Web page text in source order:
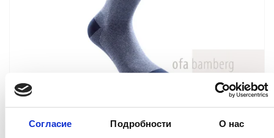
Согласие Подробности О нас
Memory Men, гольфы
КОМПРЕССИОННЫЕ ЧУЛКИ